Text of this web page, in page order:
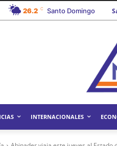
26.2 C Santo Domingo
INTERNACIONALES